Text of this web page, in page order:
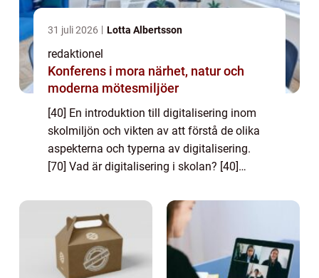
31 juli 2026 Lotta Albertsson
redaktionel
Konferens i mora närhet, natur och
moderna mötesmiljöer
[40] En introduktion till digitalisering inom
skolmiljön och vikten av att förstå de olika
aspekterna och typerna av digitalisering.
[70] Vad är digitalisering i skolan? [40]
digitala verktyg och teknik i...